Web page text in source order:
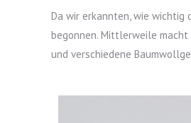
Da wir erkannten, wie wichtig
begonnen. Mittlerweile macht
und verschiedene